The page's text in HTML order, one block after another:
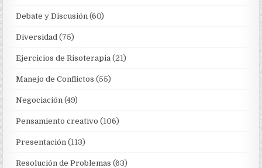
Debate y Discusión (60)
Diversidad (75)
Ejercicios de Risoterapia (21)
Manejo de Conflictos (55)
Negociación (49)
Pensamiento creativo (106)
Presentación (113)
Resolución de Problemas (63)